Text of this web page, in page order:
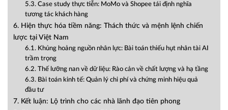
5.3. Case study thực tiễn: MoMo và Shopee tái định nghĩa
tương tác khách hàng
6. Hiện thực hóa tiềm năng: Thách thức và mệnh lệnh chiến
lược tại Việt Nam
6.1. Khủng hoảng nguồn nhân lực: Bài toán thiếu hụt nhân tài AI
trầm trọng
6.2. Thế lưỡng nan về dữ liệu: Rào cản về chất lượng và hạ tầng
6.3. Bài toán kinh tế: Quản lý chi phí và chứng minh hiệu quả
đầu tư
7. Kết luận: Lộ trình cho các nhà lãnh đạo tiên phong